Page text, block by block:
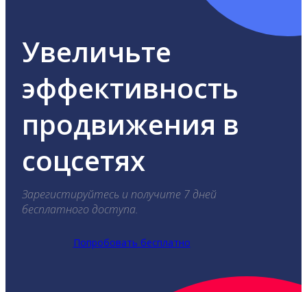
Увеличьте
эффективность
продвижения в
соцсетях
Зарегистируйтесь и получите 7 дней
бесплатного доступа.
Попробовать бесплатно